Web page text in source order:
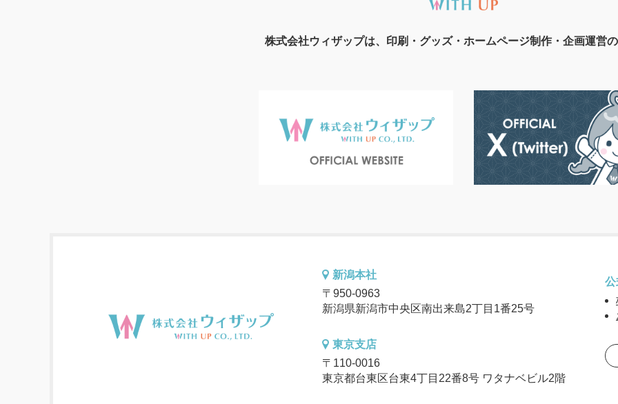
株式会社ウィザップは、印刷・グッズ・ホームページ制作・企画運営
新潟本社
〒950-0963
新潟県新潟市中央区南出来島2丁目1番25号
東京支店
〒110-0016
東京都台東区台東4丁目22番8号 ワタナベビル2階
公